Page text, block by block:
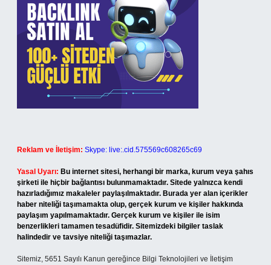
Reklam ve İletişim: Skype: live:.cid.575569c608265c69
Yasal Uyarı: Bu internet sitesi, herhangi bir marka, kurum veya şahıs
şirketi ile hiçbir bağlantısı bulunmamaktadır. Sitede yalnızca kendi
hazırladığımız makaleler paylaşılmaktadır. Burada yer alan içerikler
haber niteliği taşımamakta olup, gerçek kurum ve kişiler hakkında
paylaşım yapılmamaktadır. Gerçek kurum ve kişiler ile isim
benzerlikleri tamamen tesadüfidir. Sitemizdeki bilgiler taslak
halindedir ve tavsiye niteliği taşımazlar.
Sitemiz, 5651 Sayılı Kanun gereğince Bilgi Teknolojileri ve İletişim